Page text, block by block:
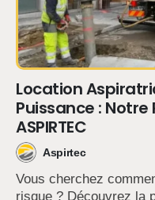
Location
Puissance :
ASPIRTEC
Aspirtec
Vous cherchez
risque ? Découvrez la